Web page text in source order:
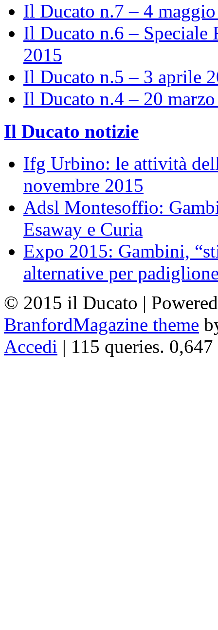
Il Ducato n.7 – 4
Il Ducato n.6 – Speciale
2015
Il Ducato n.5 – 3 aprile
Il Ducato n.4 – 20
Il Ducato notizie
Ifg Urbino: le attività
novembre 2015
Adsl Montesoffio:
Esaway e Curia
Expo 2015: Gambini,
alternative per
© 2015 il Ducato |
BranfordMagazine theme
Accedi | 115 queries. 0,647